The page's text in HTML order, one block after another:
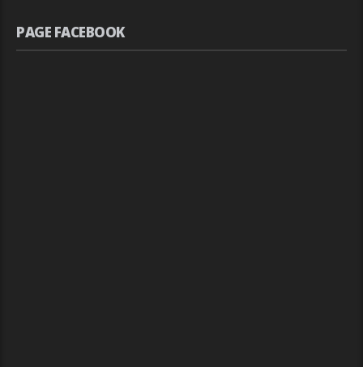
PAGE FACEBOOK